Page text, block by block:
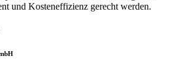
und Kosteneffizienz gerecht werden.